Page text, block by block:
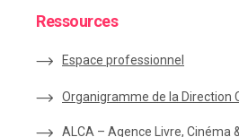
Ressources
Espace professionnel
Organigramme de la Direction
ALCA – Agence Livre, Cinéma